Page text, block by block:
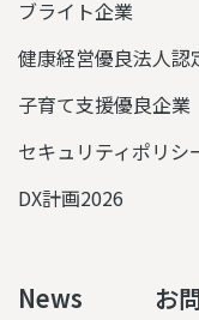
ブライト企業
健康経営優良法人認
子育て支援優良企業
セキュリティポリ
DX計画2026
News
お